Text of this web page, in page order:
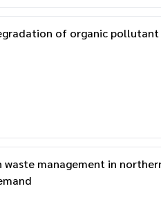
of organic pollutant
management in